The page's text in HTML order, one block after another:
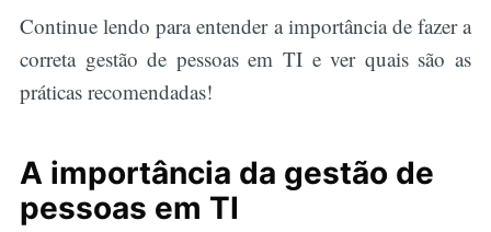
Continue lendo para entender a importância de fazer a
correta gestão de pessoas em TI e ver quais são as
práticas recomendadas!
A importância da gestão de
pessoas em TI